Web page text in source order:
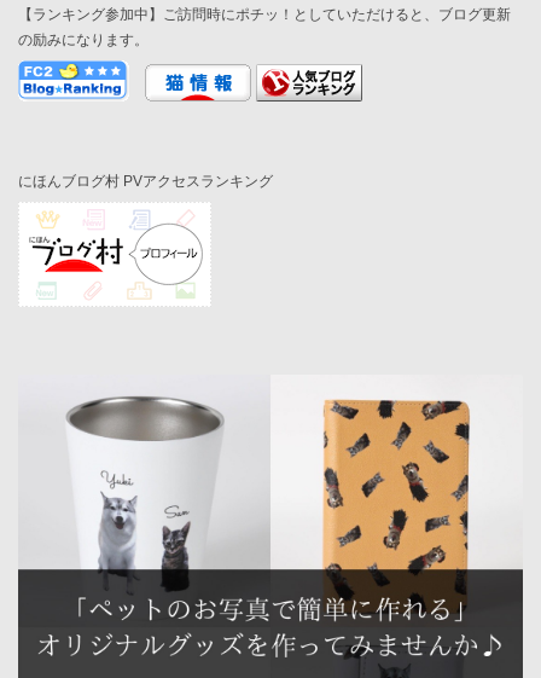
【ランキング参加中】ご訪問時にポチッ！としていただけると、ブログ更新
の励みになります。
にほんブログ村 PVアクセスランキング